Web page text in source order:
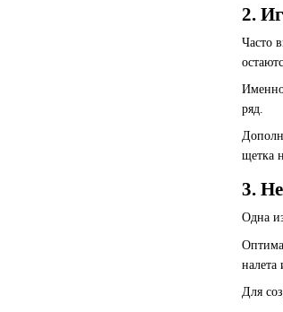
2.
Часто
ряд.
щетка
3.
Одна
налета
Для